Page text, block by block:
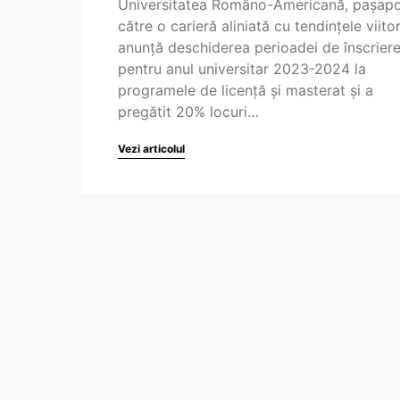
Universitatea Româno-Americană,
către o carieră aliniată cu tendințele
anunță deschiderea perioadei de înscriere
pentru anul universitar 2023-2024 la
programele de licență și masterat și a
pregătit 20% locuri…
Vezi articolul